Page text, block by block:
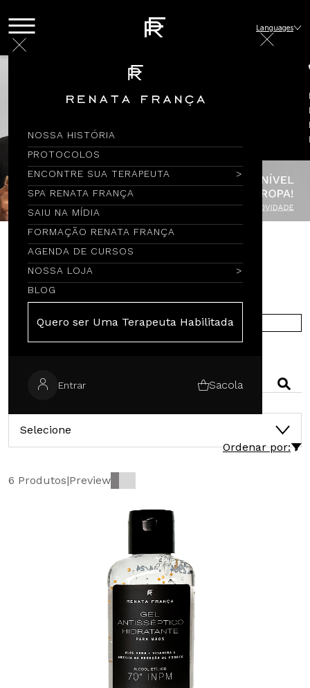
NOSSA HISTÓRIA
PROTOCOLOS
ENCONTRE SUA TERAPEUTA
SPA RENATA FRANÇA
SAIU NA MÍDIA
FORMAÇÃO RENATA FRANÇA
AGENDA DE CURSOS
NOSSA LOJA
BLOG
Quero ser Uma Terapeuta Habilitada
Entrar Sacola
Languages
Encontre por Nome
COMPRE NA EUROPA
Selecione
Ordenar por:
6 Produtos|Preview